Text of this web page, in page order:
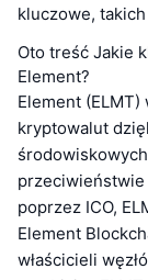
kluczowe,
Oto treść Jakie
Element?
Element
kryptowalut
poprzez ICO,
Element
właścicieli